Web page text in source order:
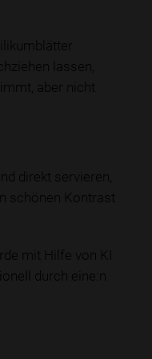
lassen,
aber nicht
direkt servieren,
schönen Kontrast
mit Hilfe von KI
durch eine:n